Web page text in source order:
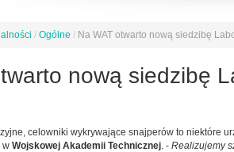
/ Ogólne / Na WAT otwarto nową siedzibę
nową siedzibę
celowniki wykrywające snajperów to niektóre
w Wojskowej Akademii Technicznej. - Realizujemy